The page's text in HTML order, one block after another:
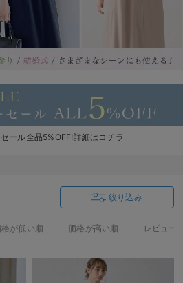
に必要な出産準備品
すめ！
何枚あっても嬉しい
ール全品5%OFF!詳細はコチラ
絞り込み
が低い順 価格が高い順 レビュー